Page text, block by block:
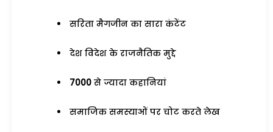
सरिता मैगजीन का सारा कंटेंट
देश विदेश के राजनैतिक मुद्दे
7000 से ज्यादा कहानियां
समाजिक समस्याओं पर चोट करते लेख